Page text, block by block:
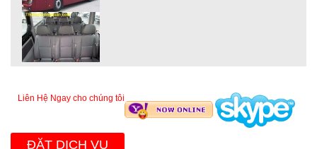
Liên Hệ Ngay cho chúng tôi
ĐẶT DỊCH VỤ